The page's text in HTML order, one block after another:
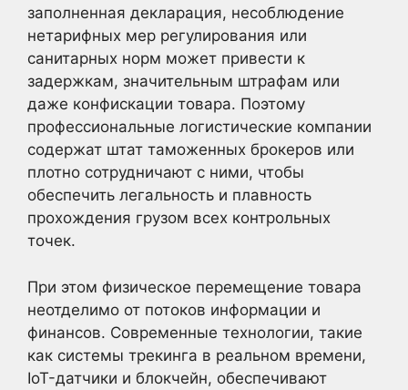
заполненная декларация, несоблюдение
нетарифных мер регулирования или
санитарных норм может привести к
задержкам, значительным штрафам или
даже конфискации товара. Поэтому
профессиональные логистические компании
содержат штат таможенных брокеров или
плотно сотрудничают с ними, чтобы
обеспечить легальность и плавность
прохождения грузом всех контрольных
точек.
При этом физическое перемещение товара
неотделимо от потоков информации и
финансов. Современные технологии, такие
как системы трекинга в реальном времени,
IoT-датчики и блокчейн, обеспечивают